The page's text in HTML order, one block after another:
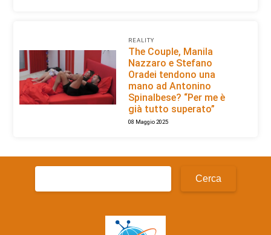
REALITY
The Couple, Manila
Nazzaro e Stefano
Oradei tendono una
mano ad Antonino
Spinalbese? “Per me è
già tutto superato”
08 Maggio 2025